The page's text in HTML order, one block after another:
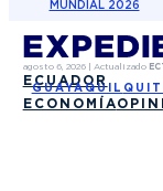
MUNDIAL 2026
agosto 6, 2026| Actualizado
ECUADOR
GUAYAQUIL
ECONOMÍA